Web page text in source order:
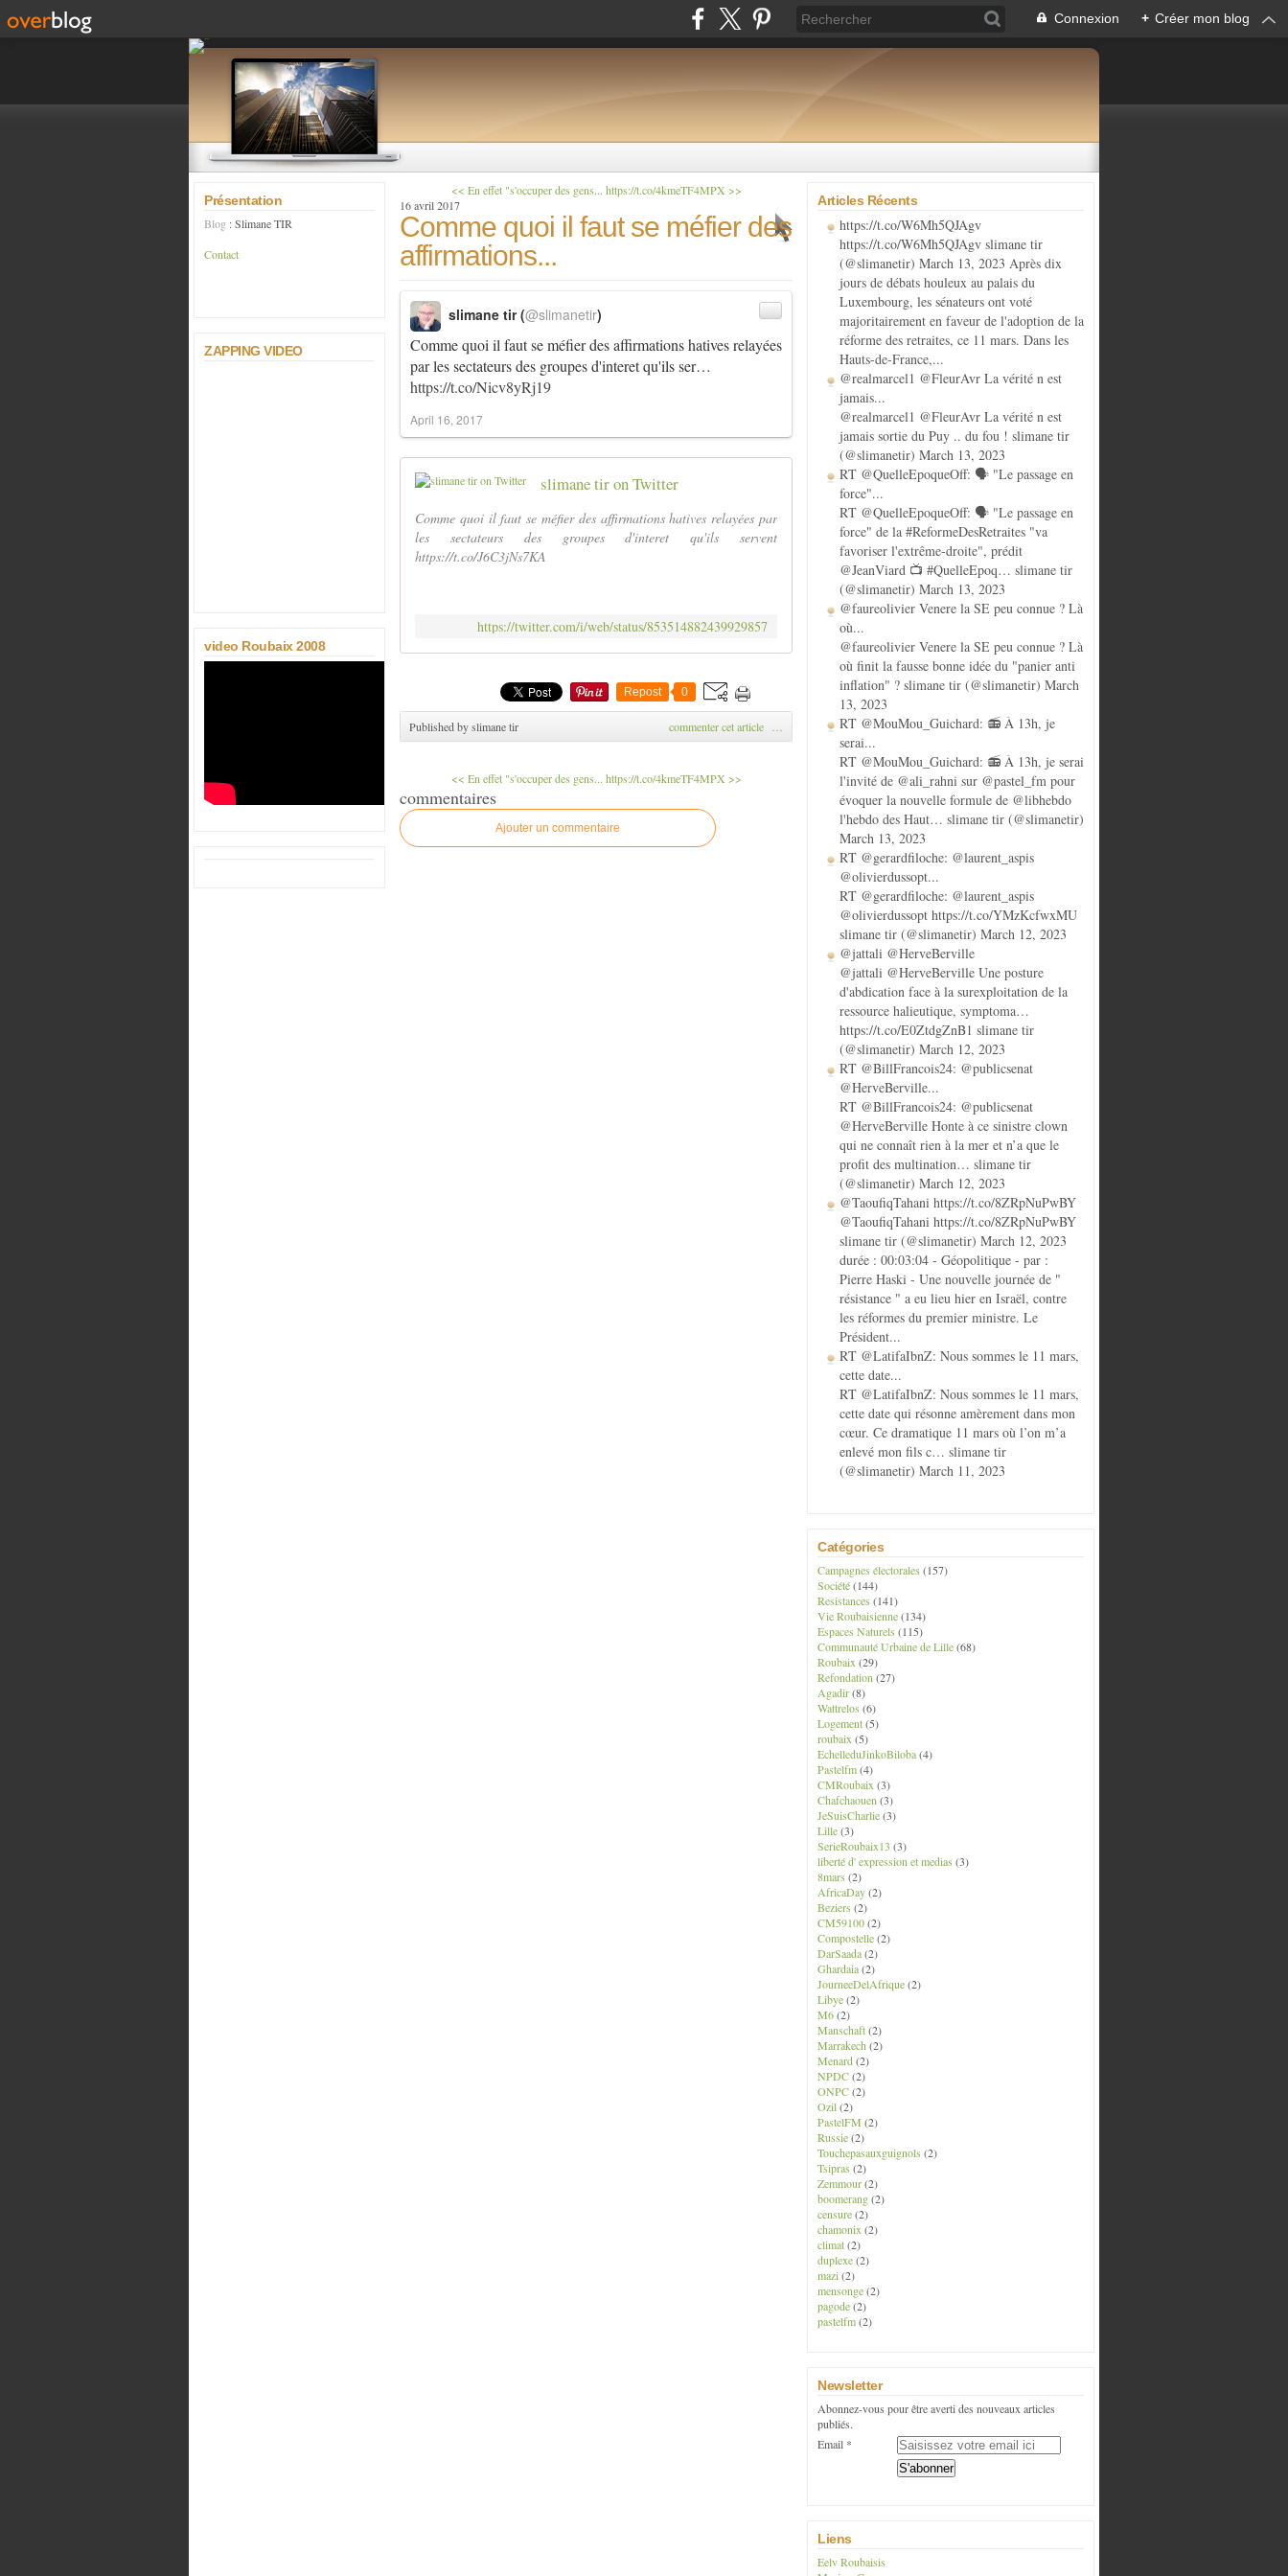
Connexion + Créer mon blog
Présentation
Blog : Slimane TIR
Contact
ZAPPING VIDEO
video Roubaix 2008
<< En effet "s'occuper des gens... https://t.co/4kmeTF4MPX >>
16 avril 2017
Comme quoi il faut se méfier des
affirmations...
Comme quoi il faut se méfier des affirmations hatives relayées
par les sectateurs des groupes d'interet qu'ils ser…
https://t.co/Nicv8yRj19
slimane tir (@slimanetir)
April 16, 2017
slimane tir on Twitter
Comme quoi il faut se méfier des affirmations hatives relayées par
les sectateurs des groupes d'interet qu'ils servent
https://t.co/J6C3jNs7KA
https://twitter.com/i/web/status/853514882439929857
Repost 0
Published by slimane tir commenter cet article …
<< En effet "s'occuper des gens... https://t.co/4kmeTF4MPX >>
commentaires
Ajouter un commentaire
Articles Récents
https://t.co/W6Mh5QJAgv
https://t.co/W6Mh5QJAgv slimane tir
(@slimanetir) March 13, 2023 Après dix
jours de débats houleux au palais du
Luxembourg, les sénateurs ont voté
majoritairement en faveur de l'adoption de la
réforme des retraites, ce 11 mars. Dans les
Hauts-de-France,...
@realmarcel1 @FleurAvr La vérité n est
jamais...
@realmarcel1 @FleurAvr La vérité n est
jamais sortie du Puy .. du fou ! slimane tir
(@slimanetir) March 13, 2023
RT @QuelleEpoqueOff: 🗣️ "Le passage en
force"...
RT @QuelleEpoqueOff: 🗣️ "Le passage en
force" de la #ReformeDesRetraites "va
favoriser l'extrême-droite", prédit
@JeanViard 📺 #QuelleEpoq… slimane tir
(@slimanetir) March 13, 2023
@faureolivier Venere la SE peu connue ? Là
où...
@faureolivier Venere la SE peu connue ? Là
où finit la fausse bonne idée du "panier anti
inflation" ? slimane tir (@slimanetir) March
13, 2023
RT @MouMou_Guichard: 📻 À 13h, je
serai...
RT @MouMou_Guichard: 📻 À 13h, je serai
l'invité de @ali_rahni sur @pastel_fm pour
évoquer la nouvelle formule de @libhebdo
l'hebdo des Haut… slimane tir (@slimanetir)
March 13, 2023
RT @gerardfiloche: @laurent_aspis
@olivierdussopt...
RT @gerardfiloche: @laurent_aspis
@olivierdussopt https://t.co/YMzKcfwxMU
slimane tir (@slimanetir) March 12, 2023
@jattali @HerveBerville
@jattali @HerveBerville Une posture
d'abdication face à la surexploitation de la
ressource halieutique, symptoma…
https://t.co/E0ZtdgZnB1 slimane tir
(@slimanetir) March 12, 2023
RT @BillFrancois24: @publicsenat
@HerveBerville...
RT @BillFrancois24: @publicsenat
@HerveBerville Honte à ce sinistre clown
qui ne connaît rien à la mer et n’a que le
profit des multination… slimane tir
(@slimanetir) March 12, 2023
@TaoufiqTahani https://t.co/8ZRpNuPwBY
@TaoufiqTahani https://t.co/8ZRpNuPwBY
slimane tir (@slimanetir) March 12, 2023
durée : 00:03:04 - Géopolitique - par :
Pierre Haski - Une nouvelle journée de "
résistance " a eu lieu hier en Israël, contre
les réformes du premier ministre. Le
Président...
RT @LatifaIbnZ: Nous sommes le 11 mars,
cette date...
RT @LatifaIbnZ: Nous sommes le 11 mars,
cette date qui résonne amèrement dans mon
cœur. Ce dramatique 11 mars où l’on m’a
enlevé mon fils c… slimane tir
(@slimanetir) March 11, 2023
Catégories
Campagnes électorales (157)
Société(144)
Resistances (141)
Vie Roubaisienne(134)
Espaces Naturels (115)
Communauté Urbaine de Lille(68)
Roubaix (29)
Refondation (27)
Agadir(8)
Wattrelos (6)
Logement(5)
roubaix (5)
EchelleduJinkoBiloba(4)
Pastelfm(4)
CMRoubaix (3)
Chafchaouen (3)
JeSuisCharlie(3)
Lille(3)
SerieRoubaix13 (3)
liberté d' expression et medias (3)
8mars (2)
AfricaDay(2)
Beziers (2)
CM59100(2)
Compostelle(2)
DarSaada(2)
Ghardaia(2)
JourneeDelAfrique(2)
Libye(2)
M6(2)
Manschaft(2)
Marrakech (2)
Menard(2)
NPDC(2)
ONPC(2)
Ozil(2)
PastelFM (2)
Russie(2)
Touchepasauxguignols (2)
Tsipras (2)
Zemmour(2)
boomerang(2)
censure(2)
chamonix (2)
climat(2)
duplexe(2)
mazi(2)
mensonge(2)
pagode(2)
pastelfm(2)
Newsletter
Abonnez-vous pour être averti des nouveaux articles
publiés.
Email
Liens
Eelv Roubaisis